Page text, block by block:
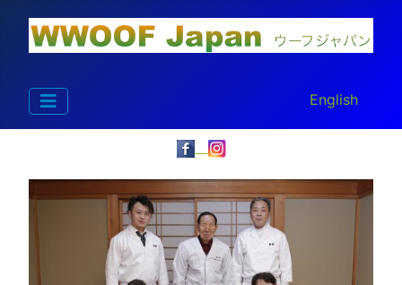
あなたが使う
English